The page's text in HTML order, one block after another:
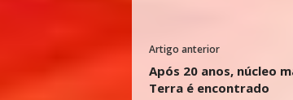
Artigo anterior
Após 20 anos, núcleo
Terra é encontrado